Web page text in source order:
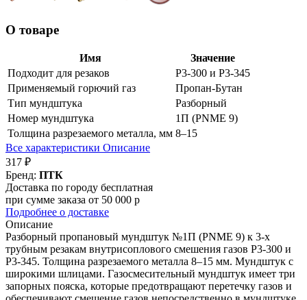
О товаре
Имя
Значение
Подходит для резаков
Р3-300 и Р3-345
Применяемый горючий газ
Пропан-Бутан
Тип мундштука
Разборный
Номер мундштука
1П (PNME 9)
Толщина разрезаемого металла, мм 8–15
Все характеристики Описание
317 ₽
Бренд: ПТК
Доставка по городу бесплатная
при сумме заказа от 50 000 р
Подробнее о доставке
Описание
Разборный пропановый мундштук №1П (PNME 9) к 3-х
трубным резакам внутрисоплового смешения газов Р3-300 и
Р3-345. Толщина разрезаемого металла 8–15 мм. Мундштук с
широкими шлицами. Газосмесительный мундштук имеет три
запорных пояска, которые предотвращают перетечку газов и